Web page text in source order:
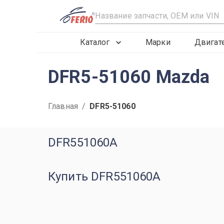
R
Каталог Марки
DFR5-51060 Mazda
Главная / DFR5-51060
DFR551060A
Купить DFR551060A